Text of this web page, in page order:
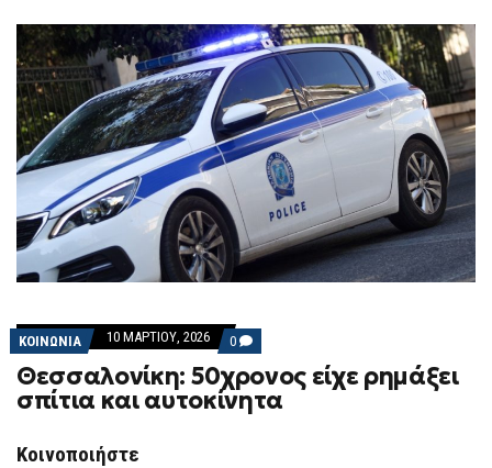
ΚΟΙΝΩΝΙΑ 10 ΜΑΡΤΊΟΥ, 2026 0 COMMENTS
ON
ΘΕΣΣΑΛΟΝΊΚΗ:
50ΧΡΟΝΟΣ
ΕΊΧΕ
Θεσσαλονίκη: 50χρονος είχε ρημάξει
σπίτια και αυτοκίνητα
Κοινοποιήστε